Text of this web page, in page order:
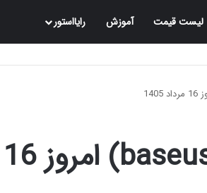
لیست قیمت آموزش رایااستور